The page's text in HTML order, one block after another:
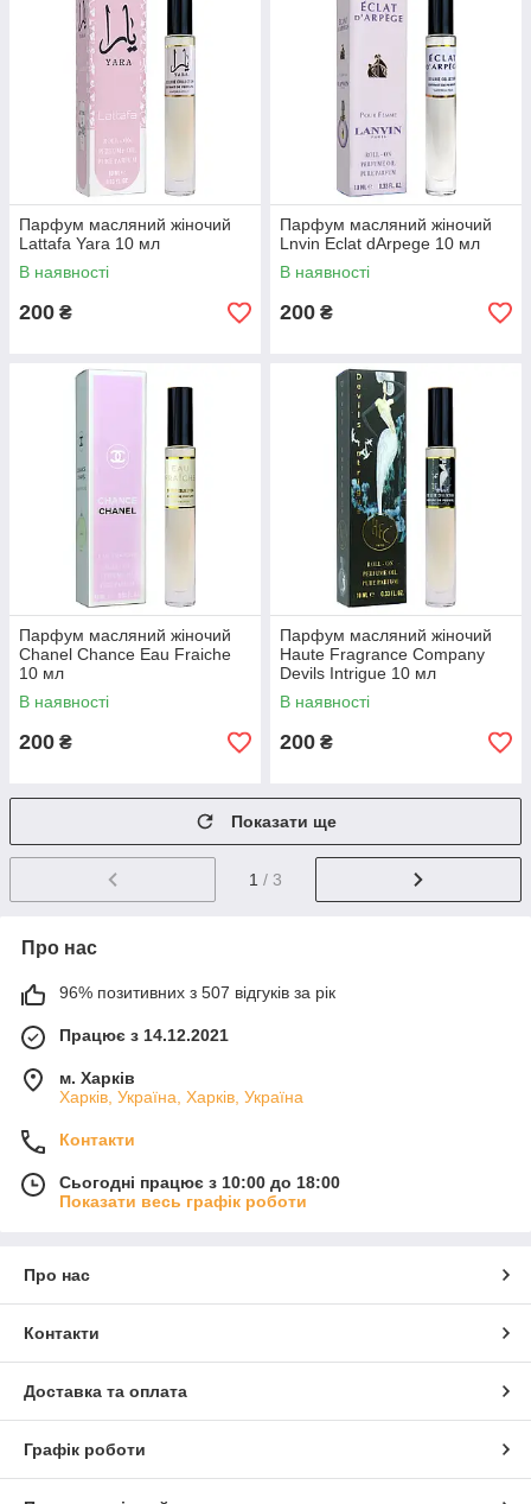
Парфум масляний жіночий
Lattafa Yara 10 мл
В наявності
200 ₴
Парфум масляний жіночий
Lnvin Eclat dArpege 10 мл
В наявності
200 ₴
Парфум масляний жіночий
Chanel Chance Eau Fraiche
10 мл
В наявності
200 ₴
Парфум масляний жіночий
Haute Fragrance Company
Devils Intrigue 10 мл
В наявності
200 ₴
Показати ще
1 / 3
Про нас
96% позитивних з 507 відгуків за рік
Працює з 14.12.2021
м. Харків
Харків, Україна, Харків, Україна
Контакти
Сьогодні працює з 10:00 до 18:00
Показати весь графік роботи
Про нас
Контакти
Доставка та оплата
Графік роботи